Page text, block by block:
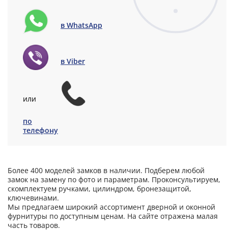
в WhatsApp
в Viber
или
по
телефону
Более 400 моделей замков в наличии. Подберем любой
замок на замену по фото и параметрам. Проконсультируем,
скомплектуем ручками, цилиндром, бронезащитой,
ключевинами.
Мы предлагаем широкий ассортимент дверной и оконной
фурнитуры по доступным ценам. На сайте отражена малая
часть товаров.